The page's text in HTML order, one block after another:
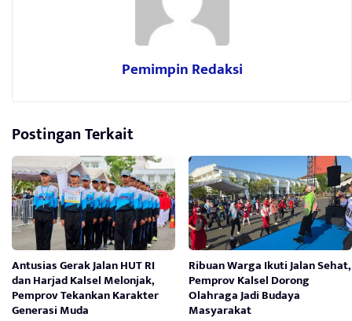
Pemimpin Redaksi
Postingan Terkait
Antusias Gerak Jalan HUT RI
dan Harjad Kalsel Melonjak,
Pemprov Tekankan Karakter
Generasi Muda
Ribuan Warga Ikuti Jalan Sehat,
Pemprov Kalsel Dorong
Olahraga Jadi Budaya
Masyarakat